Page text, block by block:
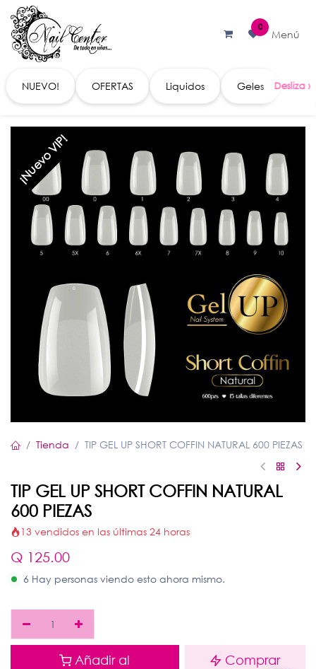
Ir al contenido
0
Menú
NUEVO! OFERTAS Liquidos Geles
¡Nuevo VIP!
Tienda TIP GEL UP SHORT COFFIN NATURAL 600 PIEZAS
TIP GEL UP SHORT COFFIN NATURAL
600 PIEZAS
13 vendidos en las últimas 24 horas
Q 125.00
6 Hay personas viendo esto ahora mismo.
Añadir al
Comprar